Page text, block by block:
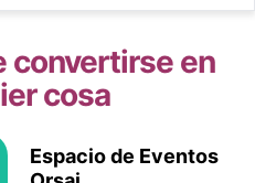
convertirse en
cosa
Espacio de Eventos